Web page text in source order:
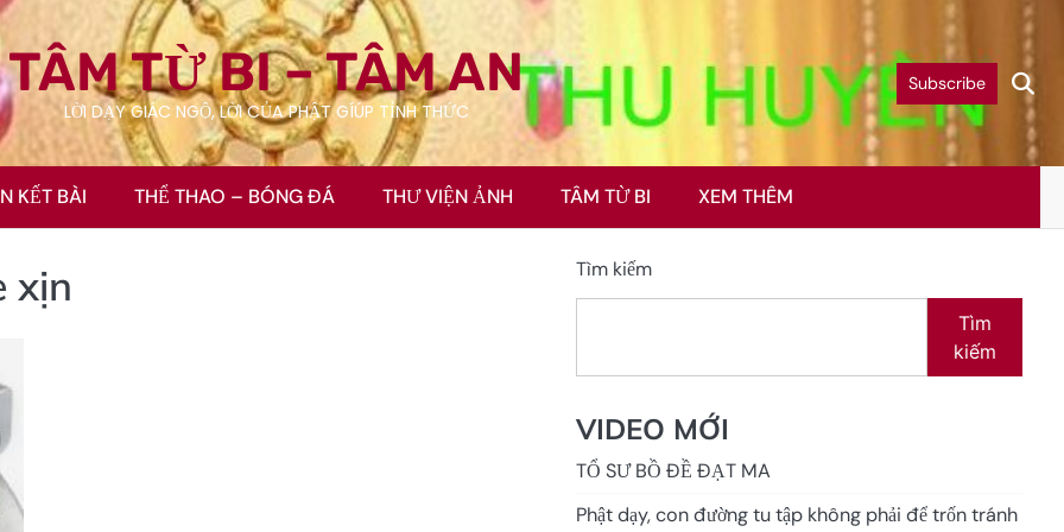
TÂM TỪ BI – TÂM AN
LỜI DẠY GIÁC NGỘ, LỜI CỦA PHẬT GÍÚP TỈNH THỨC
Subscribe
KẾT BÀI THỂ THAO – BÓNG ĐÁ THƯ VIỆN ẢNH TÂM TỪ BI XEM THÊM
xịn Tìm kiếm
Tìm
kiếm
VIDEO MỚI
TỔ SƯ BỒ ĐỀ ĐẠT MA
Phật dạy, con đường tu tập không phải để trốn tránh